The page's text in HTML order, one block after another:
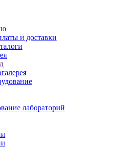
и доставки
лабораторий